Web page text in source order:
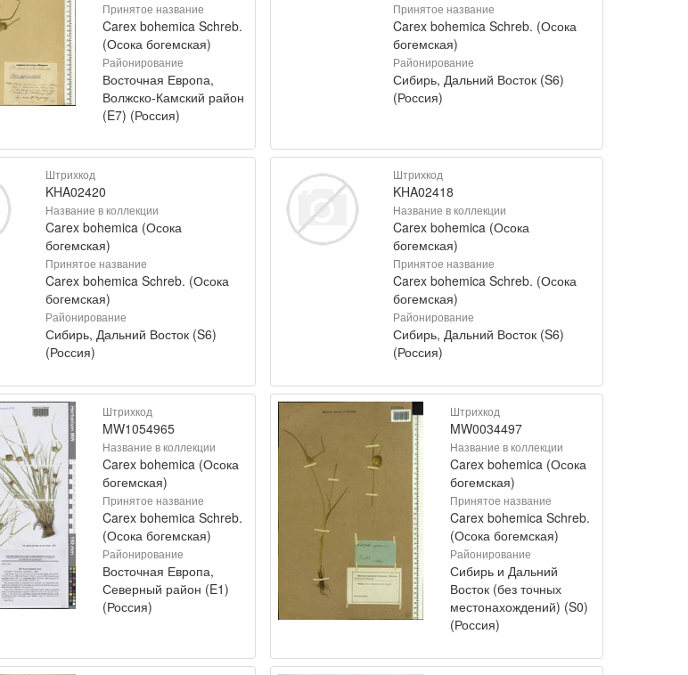
Принятое название
Carex bohemica Schreb.
(Осока богемская)
Районирование
Восточная Европа,
Волжско-Камский район
(E7) (Россия)
Принятое название
Carex bohemica Schreb. (Осока
богемская)
Районирование
Сибирь, Дальний Восток (S6)
(Россия)
Штрихкод
KHA02420
Название в коллекции
Carex bohemica (Осока
богемская)
Принятое название
Carex bohemica Schreb. (Осока
богемская)
Районирование
Сибирь, Дальний Восток (S6)
(Россия)
Штрихкод
KHA02418
Название в коллекции
Carex bohemica (Осока
богемская)
Принятое название
Carex bohemica Schreb. (Осока
богемская)
Районирование
Сибирь, Дальний Восток (S6)
(Россия)
Штрихкод
MW1054965
Название в коллекции
Carex bohemica (Осока
богемская)
Принятое название
Carex bohemica Schreb.
(Осока богемская)
Районирование
Восточная Европа,
Северный район (E1)
(Россия)
Штрихкод
MW0034497
Название в коллекции
Carex bohemica (Осока
богемская)
Принятое название
Carex bohemica Schreb.
(Осока богемская)
Районирование
Сибирь и Дальний
Восток (без точных
местонахождений) (S0)
(Россия)